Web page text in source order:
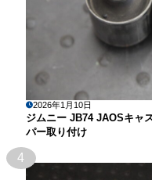
2026年1月10日
ジムニー JB74 JAOSキャ
パー取り付け
4